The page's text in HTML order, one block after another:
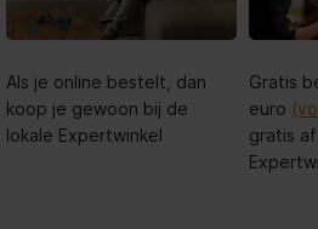
Als je online bestelt, dan
koop je gewoon bij de
lokale Expertwinkel
Gratis
euro
gratis